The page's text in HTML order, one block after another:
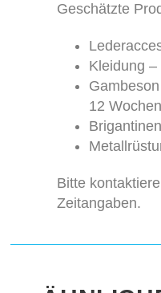
Geschätzte
Kleidung
12
Bitte
Zeitangaben.